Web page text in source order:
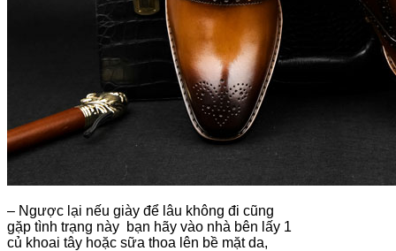
– Ngược lại nếu giày để lâu không đi cũng
gặp tình trạng này bạn hãy vào nhà bên lấy 1
củ khoai tây hoặc sữa thoa lên bề mặt da,